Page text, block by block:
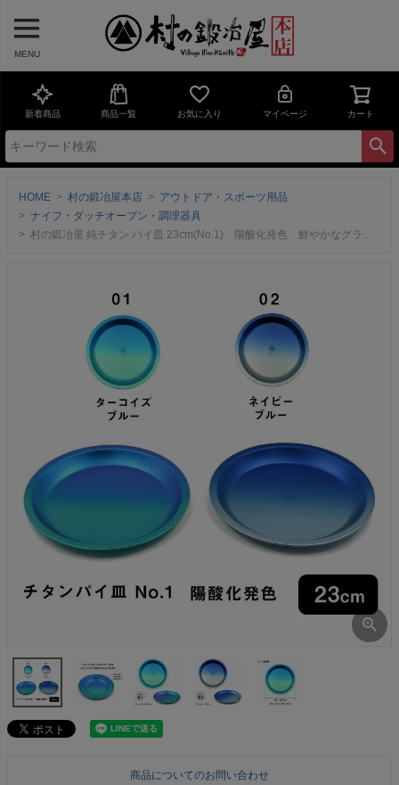
MENU
新着商品 商品一覧 お気に入り マイページ カート
HOME 村の鍛冶屋本店
アウトドア・スポーツ用品
ナイフ・ダッチオーブン・調理器具
村の鍛冶屋 純チタン パイ皿 23cm(No.1) 陽酸化発色 鮮やかなグラデーションカラー ネコポス配送 【頑張って送料無料！】
商品についてのお問い合わせ